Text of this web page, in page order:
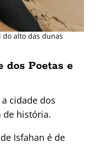
do alto das dunas
dos Poetas e
cidade dos
de história.
Isfahan é de